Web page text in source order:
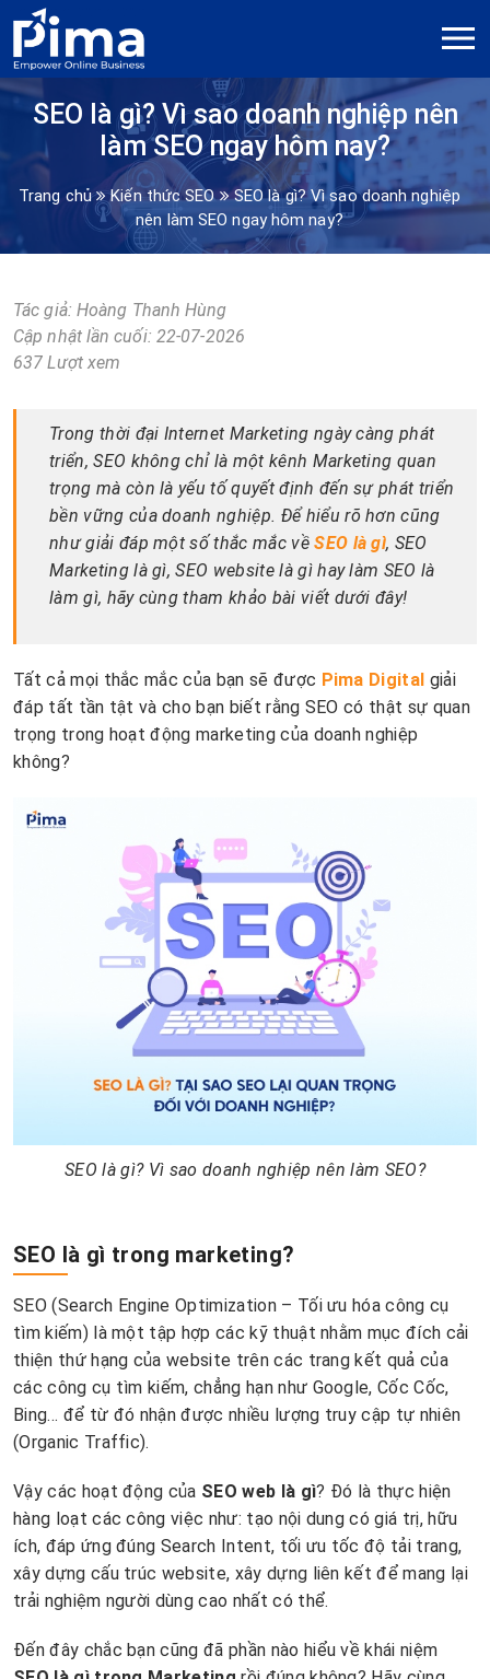
SEO là gì? Vì sao doanh nghiệp nên
làm SEO ngay hôm nay?
Trang chủ Kiến thức SEO
SEO là gì? Vì sao doanh nghiệp
nên làm SEO ngay hôm nay?
Tác giả: Hoàng Thanh Hùng
Cập nhật lần cuối: 22-07-2026
637 Lượt xem
Trong thời đại Internet Marketing ngày càng phát
triển, SEO không chỉ là một kênh Marketing quan
trọng mà còn là yếu tố quyết định đến sự phát triển
bền vững của doanh nghiệp. Để hiểu rõ hơn cũng
như giải đáp một số thắc mắc vềSEO là gì, SEO
Marketing là gì, SEO website là gì hay làm SEO là
làm gì, hãy cùng tham khảo bài viết dưới đây!
Tất cả mọi thắc mắc của bạn sẽ được Pima Digital giải
đáp tất tần tật và cho bạn biết rằng SEO có thật sự quan
trọng trong hoạt động marketing của doanh nghiệp
không?
SEO là gì? Vì sao doanh nghiệp nên làm SEO?
SEO là gì trong marketing?
SEO (Search Engine Optimization – Tối ưu hóa công cụ
tìm kiếm) là một tập hợp các kỹ thuật nhằm mục đích cải
thiện thứ hạng của website trên các trang kết quả của
các công cụ tìm kiếm, chẳng hạn như Google, Cốc Cốc,
Bing… để từ đó nhận được nhiều lượng truy cập tự nhiên
(Organic Traffic).
Vậy các hoạt động của SEO web là gì? Đó là thực hiện
hàng loạt các công việc như: tạo nội dung có giá trị, hữu
ích, đáp ứng đúng Search Intent, tối ưu tốc độ tải trang,
xây dựng cấu trúc website, xây dựng liên kết để mang lại
trải nghiệm người dùng cao nhất có thể.
Đến đây chắc bạn cũng đã phần nào hiểu về khái niệm